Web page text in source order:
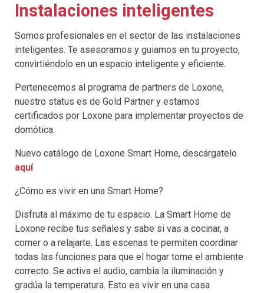
Instalaciones inteligentes
Somos profesionales en el sector de las instalaciones
inteligentes. Te asesoramos y guiamos en tu proyecto,
convirtiéndolo en un espacio inteligente y eficiente.
Pertenecemos al programa de partners de Loxone,
nuestro status es de Gold Partner y estamos
certificados por Loxone para implementar proyectos de
domótica.
Nuevo catálogo de Loxone Smart Home, descárgatelo
aquí
¿Cómo es vivir en una Smart Home?
Disfruta al máximo de tu espacio. La Smart Home de
Loxone recibe tus señales y sabe si vas a cocinar, a
comer o a relajarte. Las escenas te permiten coordinar
todas las funciones para que el hogar tome el ambiente
correcto. Se activa el audio, cambia la iluminación y
gradúa la temperatura. Esto es vivir en una casa